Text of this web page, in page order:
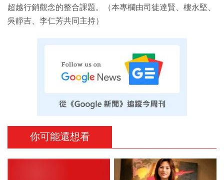
超越行銷觀念的整合課題。（本專欄由司徒達賢、樓永堅、
吳靜吉、李仁芳共同主持）
你可能還想看